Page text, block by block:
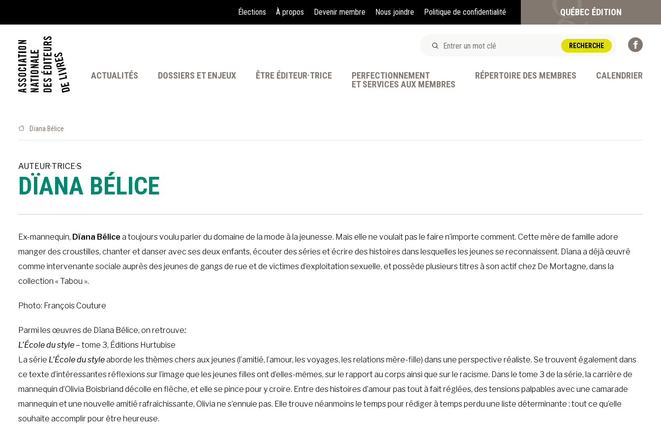
Élections À propos Devenir membre Nous joindre Politique de confidentialité QUÉBEC ÉDITION
ACTUALITÉS DOSSIERS ET ENJEUX ÊTRE ÉDITEUR·TRICE
PERFECTIONNEMENT
ET SERVICES AUX MEMBRES
À LA POINTE DE LA PROFESSION
RÉPERTOIRE DES MEMBRES CALENDRIER
Dïana Bélice
AUTEUR·TRICE·S
DÏANA BÉLICE
Ex-mannequin, Dïana Bélice a toujours voulu parler du domaine de la mode à la jeunesse. Mais elle ne voulait pas le faire n’importe comment. Cette mère de famille adore
manger des croustilles, chanter et danser avec ses deux enfants, écouter des séries et écrire des histoires dans lesquelles les jeunes se reconnaissent. Dïana a déjà œuvré
comme intervenante sociale auprès des jeunes de gangs de rue et de victimes d’exploitation sexuelle, et possède plusieurs titres à son actif chez De Mortagne, dans la
collection « Tabou ».
Photo: François Couture
Parmi les œuvres de Dïana Bélice, on retrouve:
L’École du style – tome 3, Éditions Hurtubise
La série L’École du styleaborde les thèmes chers aux jeunes (l’amitié, l’amour, les voyages, les relations mère-fille) dans une perspective réaliste. Se trouvent également dans
ce texte d’intéressantes réflexions sur l’image que les jeunes filles ont d’elles-mêmes, sur le rapport au corps ainsi que sur le racisme. Dans le tome 3 de la série, la carrière de
mannequin d’Olivia Boisbriand décolle en flèche, et elle se pince pour y croire. Entre des histoires d’amour pas tout à fait réglées, des tensions palpables avec une camarade
mannequin et une nouvelle amitié rafraîchissante, Olivia ne s’ennuie pas. Elle trouve néanmoins le temps pour rédiger à temps perdu une liste déterminante : tout ce qu’elle
souhaite accomplir pour être heureuse.